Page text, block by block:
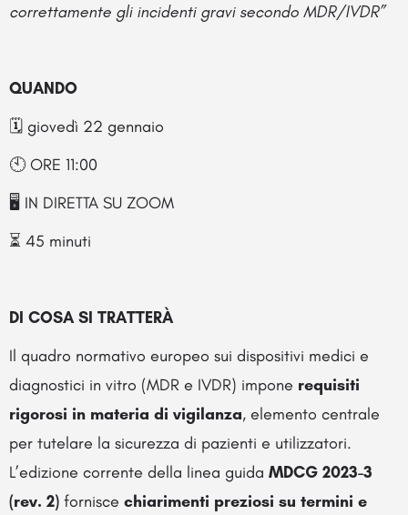
correttamente gli incidenti gravi secondo MDR/IVDR”
QUANDO
🗓️ giovedì 22 gennaio
🕙 ORE 11:00
🖥️ IN DIRETTA SU ZOOM
⏳ 45 minuti
DI COSA SI TRATTERÀ
Il quadro normativo europeo sui dispositivi medici e
diagnostici in vitro (MDR e IVDR) impone requisiti
rigorosi in materia di vigilanza, elemento centrale
per tutelare la sicurezza di pazienti e utilizzatori.
L’edizione corrente della linea guida MDCG 2023-3
(rev. 2) fornisce chiarimenti preziosi su termini e